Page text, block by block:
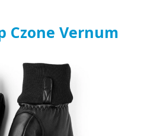
Czone Vernum